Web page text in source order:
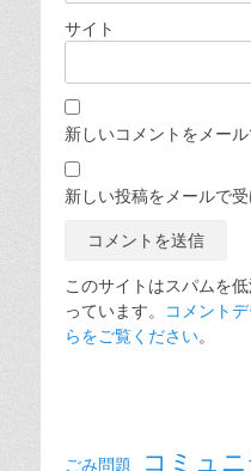
サイト
新しいコメントをメー
新しい投稿をメールで
このサイトはスパムを
っています。 コメント
らをご覧ください。
ごみ問題 コミュ